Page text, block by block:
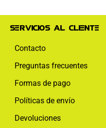
Servicios al cliente
Contacto
Preguntas frecuentes
Formas de pago
Políticas de envío
Devoluciones